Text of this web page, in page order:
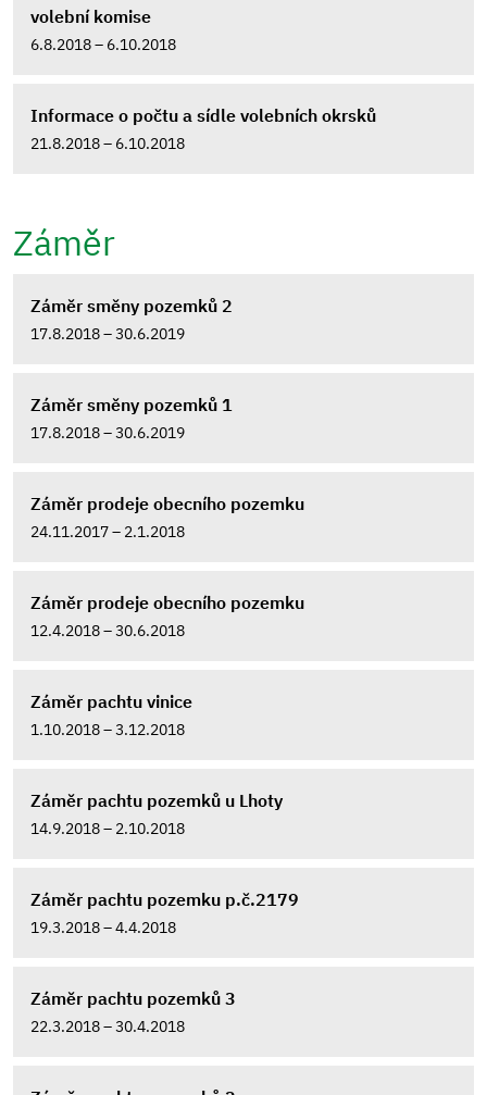
volební komise
6.8.2018 – 6.10.2018
Informace o počtu a sídle volebních okrsků
21.8.2018 – 6.10.2018
Záměr
Záměr směny pozemků 2
17.8.2018 – 30.6.2019
Záměr směny pozemků 1
17.8.2018 – 30.6.2019
Záměr prodeje obecního pozemku
24.11.2017 – 2.1.2018
Záměr prodeje obecního pozemku
12.4.2018 – 30.6.2018
Záměr pachtu vinice
1.10.2018 – 3.12.2018
Záměr pachtu pozemků u Lhoty
14.9.2018 – 2.10.2018
Záměr pachtu pozemku p.č.2179
19.3.2018 – 4.4.2018
Záměr pachtu pozemků 3
22.3.2018 – 30.4.2018